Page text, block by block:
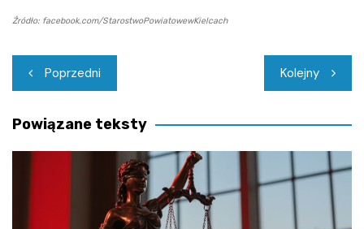
Źródło: facebook.com/StarostwoPowiatowewKielcach
Nawigacja
wpisu
Poprzedni Kolejny
Powiązane teksty